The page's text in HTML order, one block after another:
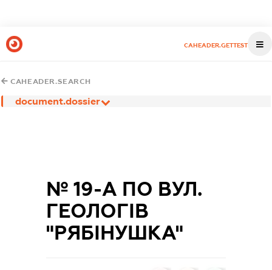
CAHEADER.GETTEST
CAHEADER.SEARCH
document.dossier
№ 19-А ПО ВУЛ.
ГЕОЛОГІВ
"РЯБІНУШКА"